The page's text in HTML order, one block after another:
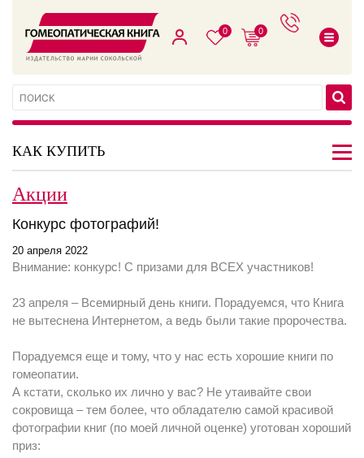
0 0
КАК КУПИТЬ
Акции
Конкурс фотографий!
20 апреля 2022
Внимание: конкурс! С призами для ВСЕХ участников!
23 апреля – Всемирный день книги. Порадуемся, что Книга
не вытеснена Интернетом, а ведь были такие пророчества.
Порадуемся еще и тому, что у нас есть хорошие книги по
гомеопатии.
А кстати, сколько их лично у вас? Не утаивайте свои
сокровища – тем более, что обладателю самой красивой
фотографии книг (по моей личной оценке) уготован хороший
приз: